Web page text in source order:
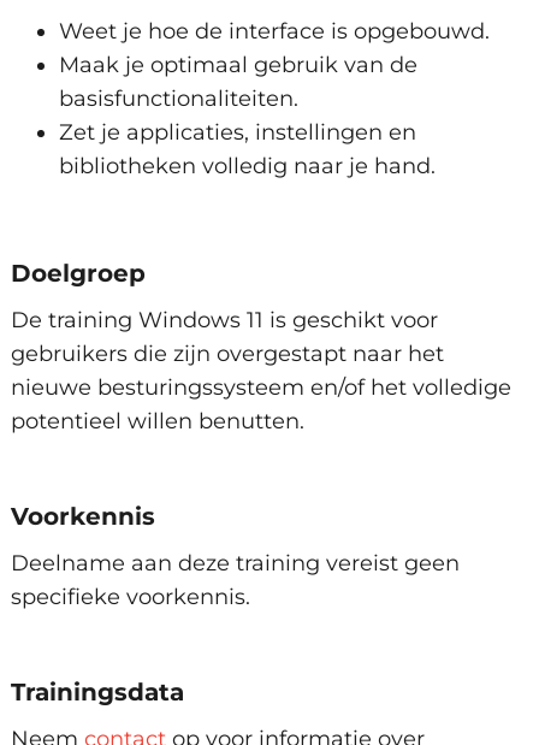
Aanmelden, afmelden en afsluiten
Muis en toetsenbord slim gebruiken
Bureaublad indelen
Zoekfunctie
Sneltoetsen toepassen
Microsoft Store
Microsoft Edge
Microsoft Teams
Instellingen
Bestanden opslaan in de cloud
Bestanden organiseren
Bibliotheken en mappen
Bestanden (definitief) verwijderen
Weet je hoe de interface is opgebouwd.
Maak je optimaal gebruik van de
basisfunctionaliteiten.
Zet je applicaties, instellingen en
bibliotheken volledig naar je hand.
Doelgroep
De training Windows 11 is geschikt voor
gebruikers die zijn overgestapt naar het
nieuwe besturingssysteem en/of het volledige
potentieel willen benutten.
Voorkennis
Deelname aan deze training vereist geen
specifieke voorkennis.
Trainingsdata
Neem contactop voor informatie over